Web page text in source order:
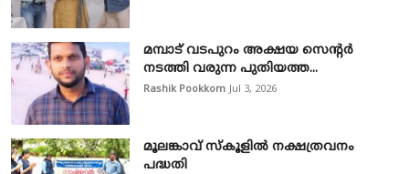
മമ്പാട് വടപുറം അക്ഷയ സെന്റർ
നടത്തി വരുന്ന പുതിയത്ത...
Rashik Pookkom Jul 3, 2026
മൂലങ്കാവ് സ്കൂളിൽ നക്ഷത്രവനം
പദ്ധതി